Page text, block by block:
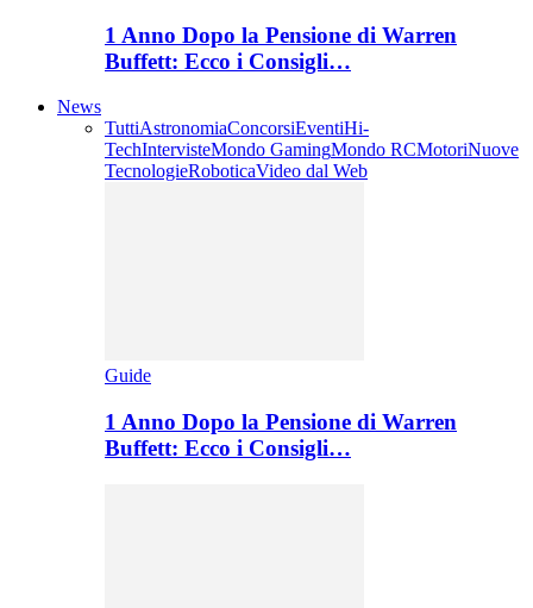
1 Anno Dopo la Pensione di Warren
Buffett: Ecco i Consigli…
News
TuttiAstronomiaConcorsiEventiHi-
TechIntervisteMondo GamingMondo RCMotoriNuove
TecnologieRoboticaVideo dal Web
Guide
1 Anno Dopo la Pensione di Warren
Buffett: Ecco i Consigli…